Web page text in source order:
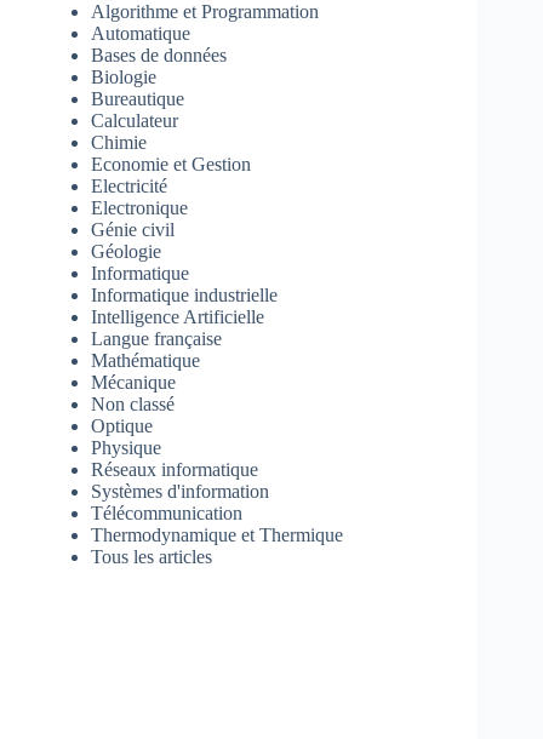
Algorithme et Programmation
Automatique
Bases de données
Biologie
Bureautique
Calculateur
Chimie
Economie et Gestion
Electricité
Electronique
Génie civil
Géologie
Informatique
Informatique industrielle
Intelligence Artificielle
Langue française
Mathématique
Mécanique
Non classé
Optique
Physique
Réseaux informatique
Systèmes d'information
Télécommunication
Thermodynamique et Thermique
Tous les articles